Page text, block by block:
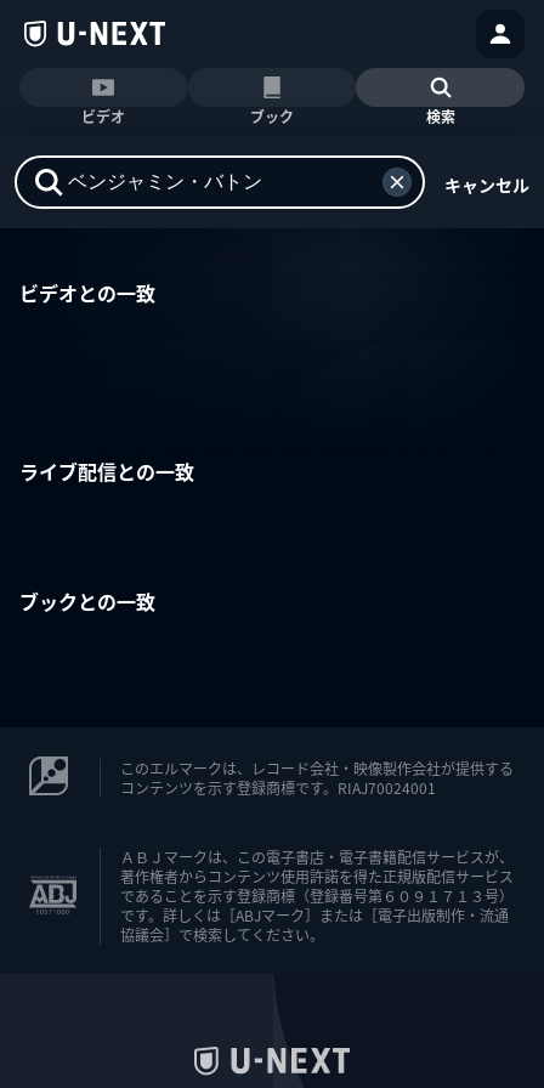
ビデオ ブック 検索
キャンセル
ビデオとの一致
ライブ配信との一致
ブックとの一致
このエルマークは、レコード会社・映像製作会社が提供する
コンテンツを示す登録商標です。RIAJ70024001
ＡＢＪマークは、この電子書店・電子書籍配信サービスが、
著作権者からコンテンツ使用許諾を得た正規版配信サービス
であることを示す登録商標（登録番号第６０９１７１３号）
です。詳しくは［ABJマーク］または［電子出版制作・流通
協議会］で検索してください。